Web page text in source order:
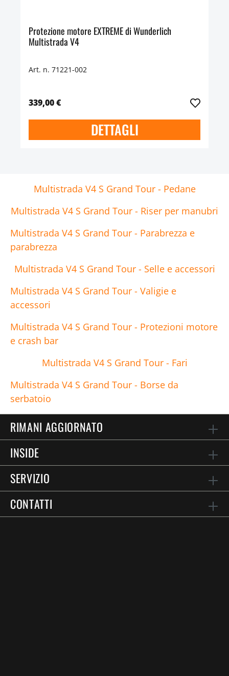
Protezione motore EXTREME di Wunderlich
Multistrada V4
Art. n. 71221-002
339,00 €
DETTAGLI
Multistrada V4 S Grand Tour - Pedane
Multistrada V4 S Grand Tour - Riser per manubri
Multistrada V4 S Grand Tour - Parabrezza e
parabrezza
Multistrada V4 S Grand Tour - Selle e accessori
Multistrada V4 S Grand Tour - Valigie e
accessori
Multistrada V4 S Grand Tour - Protezioni motore
e crash bar
Multistrada V4 S Grand Tour - Fari
Multistrada V4 S Grand Tour - Borse da
serbatoio
RIMANI AGGIORNATO
INSIDE
SERVIZIO
CONTATTI